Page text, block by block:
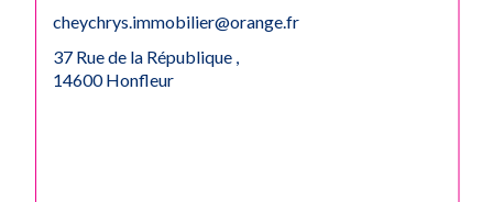
cheychrys.immobilier@orange.fr
37 Rue de la République ,
14600 Honfleur